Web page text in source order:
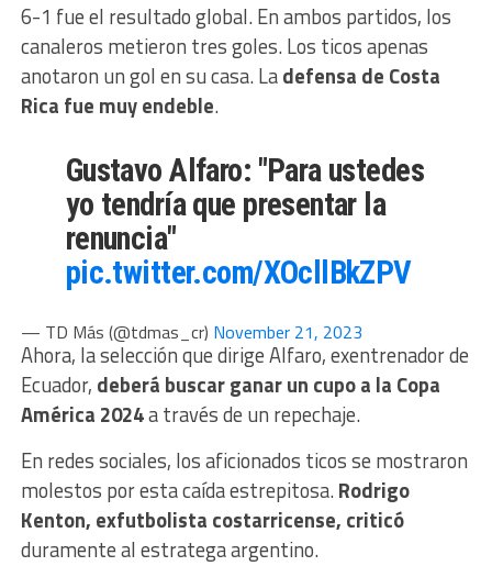
6-1 fue el resultado global. En ambos partidos, los
canaleros metieron tres goles. Los ticos apenas
anotaron un gol en su casa. Ladefensa de Costa
Rica fue muy endeble.
Gustavo Alfaro: "Para ustedes
yo tendría que presentar la
renuncia"
pic.twitter.com/XOcllBkZPV
— TD Más (@tdmas_cr) November 21, 2023
Ahora, la selección que dirige Alfaro, exentrenador de
Ecuador, deberá buscar ganar un cupo a la Copa
América 2024a través de un repechaje.
En redes sociales, los aficionados ticos se mostraron
molestos por esta caída estrepitosa.Rodrigo
Kenton, exfutbolista costarricense, criticó
duramente al estratega argentino.